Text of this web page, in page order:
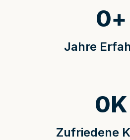
Jahre
0+
Zufriedene
0K